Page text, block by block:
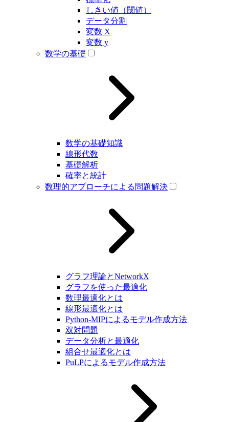
しきい値（閾値）
データ分割
変数 X
変数 y
数学の基礎
数学の基礎知識
線形代数
基礎解析
確率と統計
数理的アプローチによる問題解決
グラフ理論とNetworkX
グラフを使った最適化
数理最適化とは
線形最適化とは
Python-MIPによるモデル作成方法
双対問題
データ分析と最適化
組合せ最適化とは
PuLPによるモデル作成方法